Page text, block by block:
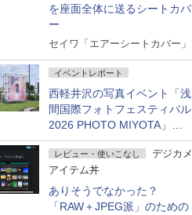
を座面全体に送るシートカバ
ー
セイワ「エアーシートカバー」
イベントレポート
西軽井沢の写真イベント「浅
間国際フォトフェスティバル
2026 PHOTO MIYOTA」が
開幕
レビュー・使いこなし
デジカメ
アイテム丼
ありそうでなかった？
「RAW＋JPEG派」のための